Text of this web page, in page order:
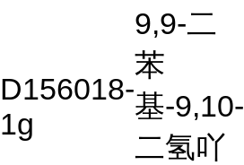
D156018-
1g
9,9-二
苯
基-9,10-
二氢吖